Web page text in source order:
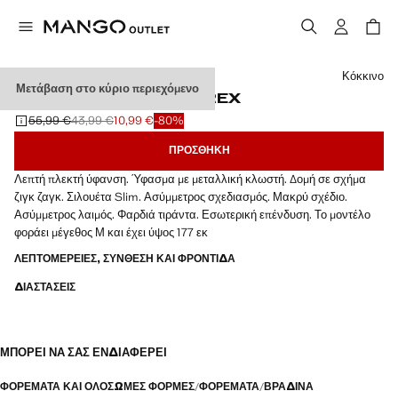
Μετάβαση στο κύριο περιεχόμενο
ΦΌΡΕΜΑ ΜΕ ΖΙΓΚΖΆΓΚ LUREX
Αρχική τιμή με διαγραφή [55,99 € ]
55,99 €
Δεύτερη τιμή με διαγραφή [43,99 € ]
43,99 €
Ισχύουσα τιμή [10,99 € ]
10,99 €-80%
Διάλεξε χρώμα
Κόκκινο
ΠΡΟΣΘΉΚΗ
Λεπτή πλεκτή ύφανση. Ύφασμα με μεταλλική κλωστή. Δομή σε σχήμα
ζιγκ ζαγκ. Σιλουέτα Slim. Ασύμμετρος σχεδιασμός. Μακρύ σχέδιο.
Ασύμμετρος λαιμός. Φαρδιά τιράντα. Εσωτερική επένδυση. Το μοντέλο
φοράει μέγεθος Μ και έχει ύψος 177 εκ
ΛΕΠΤΟΜΈΡΕΙΕΣ, ΣΎΝΘΕΣΗ ΚΑΙ ΦΡΟΝΤΊΔΑ
ΔΙΑΣΤΆΣΕΙΣ
ΜΠΟΡΕΊ ΝΑ ΣΑΣ ΕΝΔΙΑΦΈΡΕΙ
ΦΟΡΈΜΑΤΑ ΚΑΙ ΟΛΌΣΩΜΕΣ ΦΌΡΜΕΣ ΦΟΡΈΜΑΤΑ ΒΡΑΔΙΝΆ